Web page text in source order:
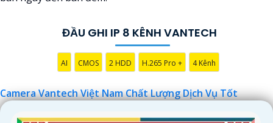
ĐẦU GHI IP 8 KÊNH VANTECH
AI CMOS 2 HDD H.265 Pro + 4 Kênh
Camera Vantech Việt Nam Chất Lượng Dịch Vụ Tốt